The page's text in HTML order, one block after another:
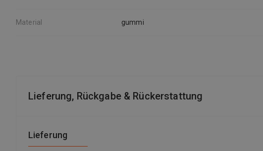
Material gummi
Lieferung, Rückgabe & Rückerstattung
Lieferung